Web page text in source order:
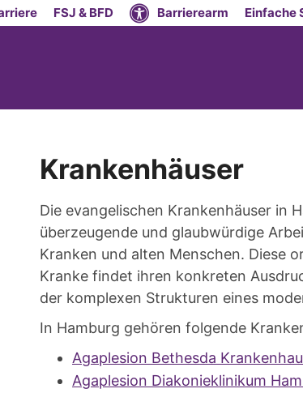
FSJ & BFD Barrierearm Einfache
Krankenhäuser
Die evangelischen Krankenhäuser in
überzeugende und glaubwürdige
Kranken und alten Menschen. Diese
Kranke findet ihren konkreten
der komplexen Strukturen eines
In Hamburg gehören folgende
Agaplesion Bethesda
Agaplesion Diakonieklinikum